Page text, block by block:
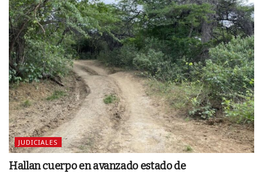
JUDICIALES
Hallan cuerpo en avanzado estado de